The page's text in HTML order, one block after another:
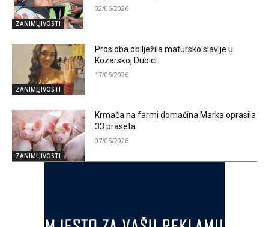
ZANIMLJIVOSTI
02/06/2026
ZANIMLJIVOSTI
Prosidba obilježila matursko slavlje u
Kozarskoj Dubici
17/05/2026
ZANIMLJIVOSTI
Krmača na farmi domaćina Marka oprasila
33 praseta
07/05/2026